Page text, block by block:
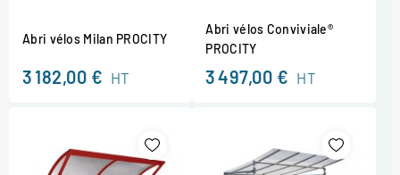
Abri vélos Milan PROCITY
3 182,00 € HT
Abri vélos Conviviale®
PROCITY
3 497,00 € HT